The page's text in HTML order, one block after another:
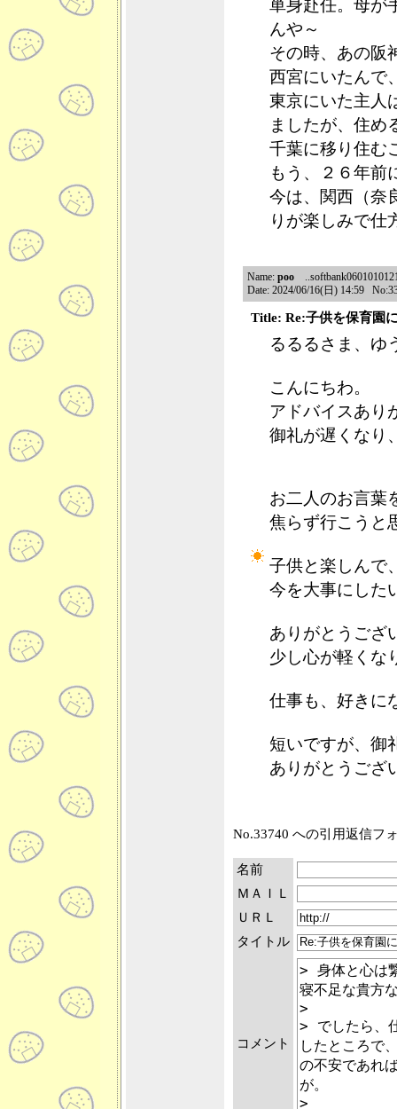
単身赴任。母が
んや～
その時、あの阪
西宮にいたんで
東京にいた主人
ましたが、住め
千葉に移り住む
もう、２６年前
今は、関西（奈
りが楽しみで仕
Name: poo
Date: 2024/06/16(日) 14:59
Title: Re:子供を保育園
るるるさま、ゆ
こんにちわ。
アドバイスあり
御礼が遅くなり
お二人のお言葉
焦らず行こう
子供と楽しんで
今を大事にした
ありがとうござ
少し心が軽くな
仕事も、好きに
短いですが、御
ありがとうござ
No.33740 への引用返信フ
名前
ＭＡＩＬ
ＵＲＬ
タイトル
コメント